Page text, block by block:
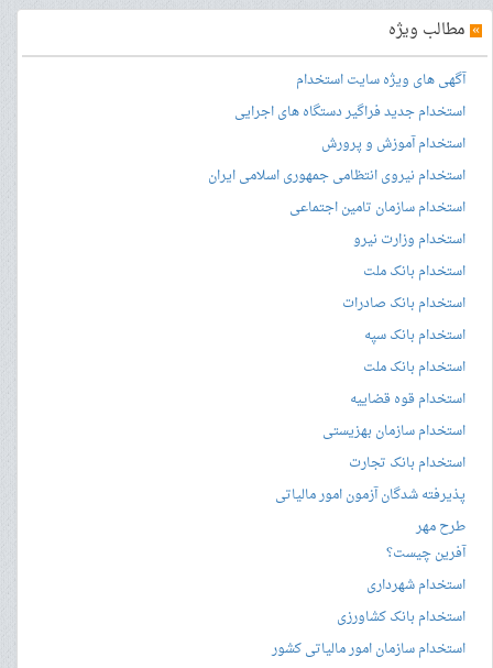
» مطالب ویژه
آگهی های ویژه سایت استخدام
استخدام جدید فراگیر دستگاه های اجرایی
استخدام آموزش و پرورش
استخدام نیروی انتظامی جمهوری اسلامی ایران
استخدام سازمان تامین اجتماعی
استخدام وزارت نیرو
استخدام بانک ملت
استخدام بانک صادرات
استخدام بانک سپه
استخدام بانک ملت
استخدام قوه قضاییه
استخدام سازمان بهزیستی
استخدام بانک تجارت
پذیرفته شدگان آزمون امور مالیاتی
طرح مهر
آفرین چیست؟
استخدام شهرداری
استخدام بانک کشاورزی
استخدام سازمان امور مالیاتی کشور